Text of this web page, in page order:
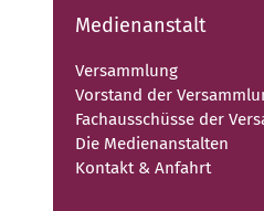
Medienanstalt
Versammlung
Vorstand der
Fachausschüsse der
Die Medienanstalten
Kontakt & Anfahrt